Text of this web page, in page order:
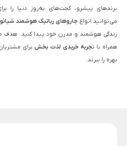
برندهای پیشرو، گجت‌های به‌روز دنیا را
می‌توانید انواع جاروهای رباتیک هوشمند
زندگی هوشمند و مدرن خود پیدا کنید. هدف ما
همراه با تجربه خریدی لذت‌ بخشبرای
بهره را ببرند.